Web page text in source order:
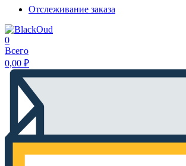
Отслеживание заказа
0
Всего
0,00 ₽